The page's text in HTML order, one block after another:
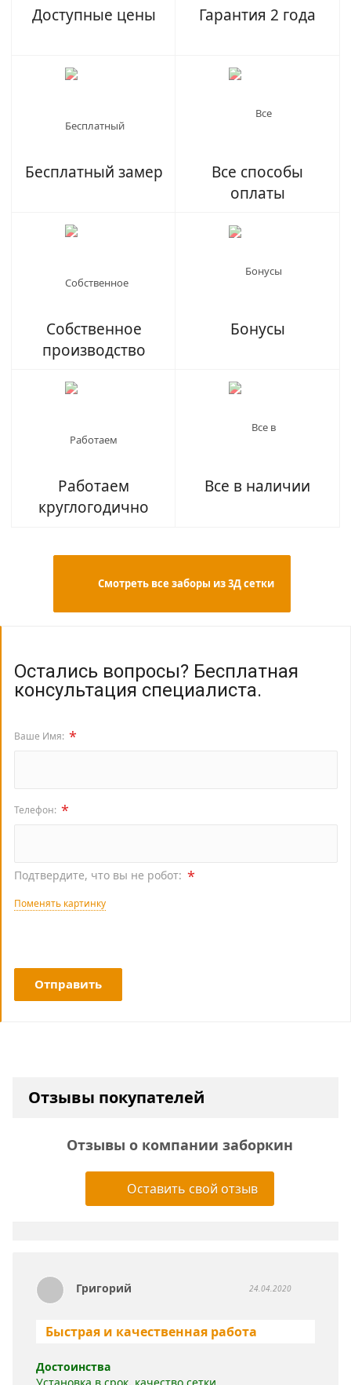
Доступные цены Гарантия 2 года
Бесплатный замер
Все способы
оплаты
Собственное
производство
Бонусы
Работаем
круглогодично
Все в наличии
Остались вопросы? Бесплатная
консультация специалиста.
Ваше Имя: *
Телефон: *
Подтвердите, что вы не робот: *
Поменять картинку
Отправить
Отзывы покупателей
Отзывы о компании заборкин
Оставить свой отзыв
Григорий 24.04.2020
Быстрая и качественная работа
Достоинства
Установка в срок, качество сетки